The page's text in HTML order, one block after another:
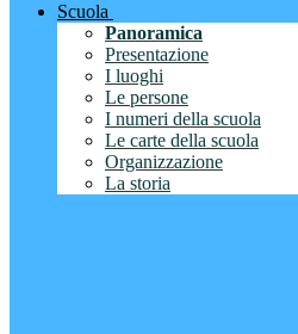
Scuola
Panoramica
Presentazione
I luoghi
Le persone
I numeri della scuola
Le carte della scuola
Organizzazione
La storia